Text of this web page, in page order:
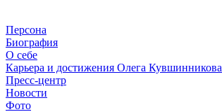
Персона
Биография
О себе
Карьера и достижения Олега Кувшинникова
Пресс-центр
Новости
Фото